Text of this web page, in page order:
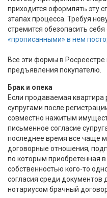
приходится оформлять эту
этапах процесса. Требуя
стремится обезопасить
«прописанными» в нем
Все эти формы в
предъявления покупателю.
Брак и опека
Если продаваемая
супругами после
совместно нажитым
письменное согласие
последнее время все чаще
договорные отношения,
по которым приобретенная
собственностью кого-то
согласия среди
нотариусом брачный